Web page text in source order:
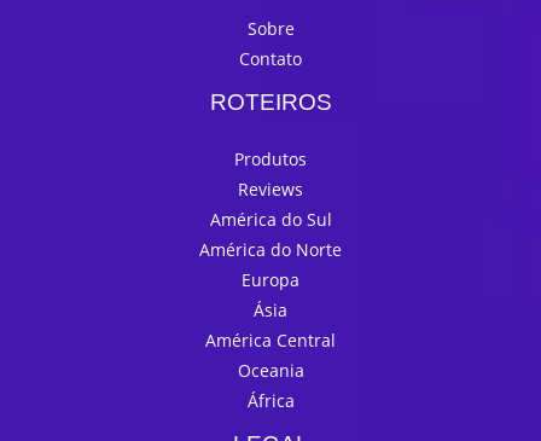
Sobre
Contato
ROTEIROS
Produtos
Reviews
América do Sul
América do Norte
Europa
Ásia
América Central
Oceania
África